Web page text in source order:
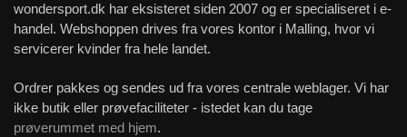
wondersport.dk har eksisteret siden 2007 og er specialiseret i e-
handel. Webshoppen drives fra vores kontor i Malling, hvor vi
servicerer kvinder fra hele landet.
Ordrer pakkes og sendes ud fra vores centrale weblager. Vi har
ikke butik eller prøvefaciliteter - istedet kan du tage
prøverummet med hjem.